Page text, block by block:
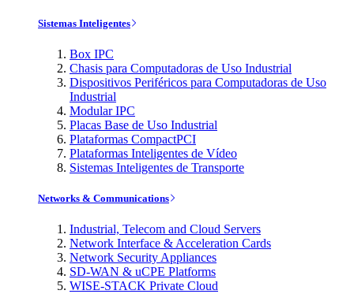
Sistemas Inteligentes
Box IPC
Chasis para Computadoras de Uso Industrial
Dispositivos Periféricos para Computadoras de Uso
Industrial
Modular IPC
Placas Base de Uso Industrial
Plataformas CompactPCI
Plataformas Inteligentes de Vídeo
Sistemas Inteligentes de Transporte
Networks & Communications
Industrial, Telecom and Cloud Servers
Network Interface & Acceleration Cards
Network Security Appliances
SD-WAN & uCPE Platforms
WISE-STACK Private Cloud